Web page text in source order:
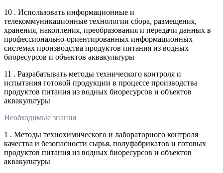
10 . Использовать информационные и
телекоммуникационные технологии сбора, размещения,
хранения, накопления, преобразования и передачи данных в
профессионально-ориентированных информационных
системах производства продуктов питания из водных
биоресурсов и объектов аквакультуры
11 . Разрабатывать методы технического контроля и
испытания готовой продукции в процессе производства
продуктов питания из водных биоресурсов и объектов
аквакультуры
Необходимые знания
1 . Методы технохимического и лабораторного контроля
качества и безопасности сырья, полуфабрикатов и готовых
продуктов питания из водных биоресурсов и объектов
аквакультуры